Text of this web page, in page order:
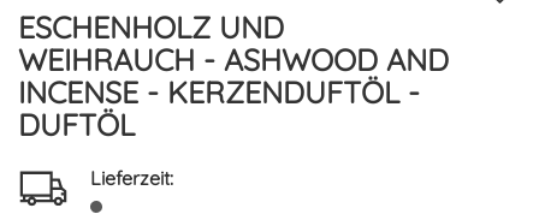
Konto erstellen
Passwort vergessen?
ESCHENHOLZ UND
WEIHRAUCH - ASHWOOD AND
INCENSE - KERZENDUFTÖL -
DUFTÖL
Lieferzeit: